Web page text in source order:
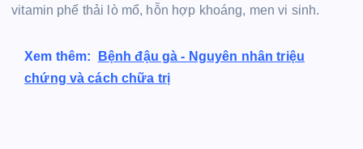
vitamin phế thải lò mổ, hỗn hợp khoáng, men vi sinh.
Xem thêm:
Bệnh đậu gà - Nguyên nhân triệu
chứng và cách chữa trị